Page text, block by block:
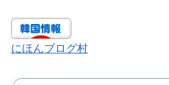
にほんブログ村